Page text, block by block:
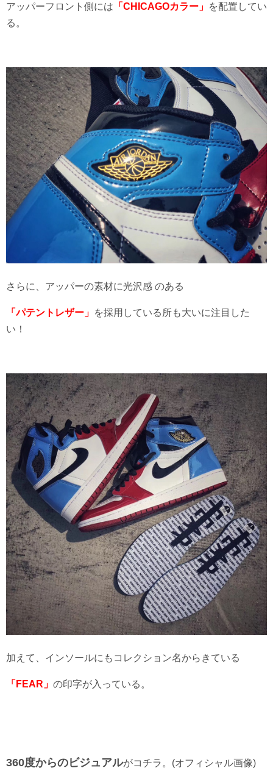
アッパーフロント側には 「CHICAGOカラー」 を配置してい
る。
さらに、アッパーの素材に光沢感 のある
「パテントレザー」 を採用している所も大いに注目した
い！
加えて、インソールにもコレクション名からきている
「FEAR」 の印字が入っている。
360度からのビジュアルがコチラ。(オフィシャル画像)